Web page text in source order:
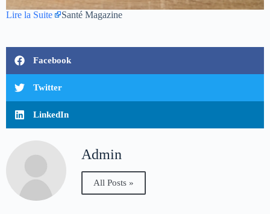
Lire la Suite Santé Magazine
Facebook
Twitter
LinkedIn
Admin
All Posts »